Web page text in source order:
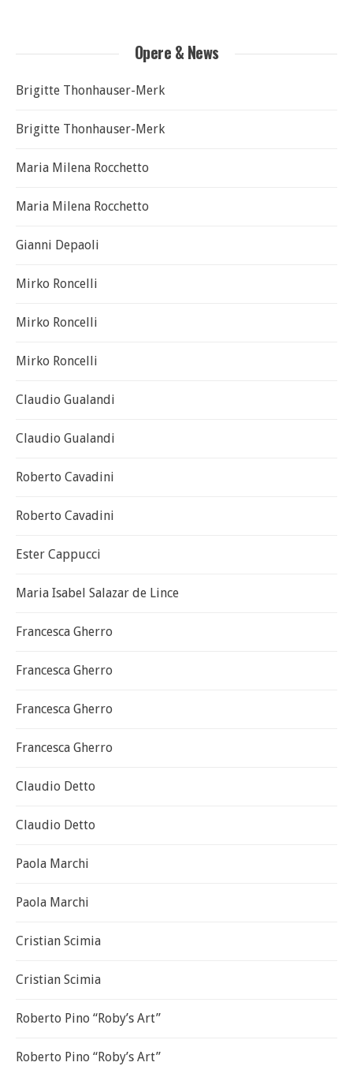
Opere & News
Brigitte Thonhauser-Merk
Brigitte Thonhauser-Merk
Maria Milena Rocchetto
Maria Milena Rocchetto
Gianni Depaoli
Mirko Roncelli
Mirko Roncelli
Mirko Roncelli
Claudio Gualandi
Claudio Gualandi
Roberto Cavadini
Roberto Cavadini
Ester Cappucci
Maria Isabel Salazar de Lince
Francesca Gherro
Francesca Gherro
Francesca Gherro
Francesca Gherro
Claudio Detto
Claudio Detto
Paola Marchi
Paola Marchi
Cristian Scimia
Cristian Scimia
Roberto Pino “Roby’s Art”
Roberto Pino “Roby’s Art”